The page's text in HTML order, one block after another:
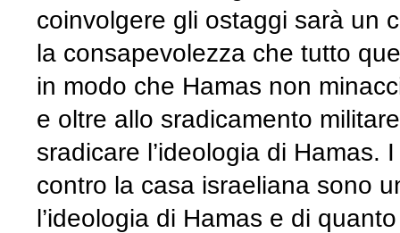
coinvolgere gli ostaggi sarà un
la consapevolezza che tutto
in modo che Hamas non
e oltre allo sradicamento
sradicare l’ideologia di Hamas.
contro la casa israeliana sono
l’ideologia di Hamas e di